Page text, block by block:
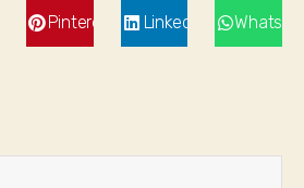
Pinterest LinkedIn